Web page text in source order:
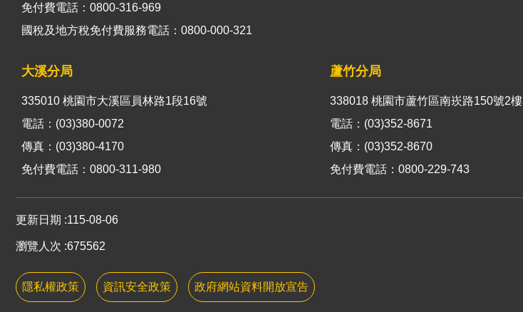
免付費電話：0800-316-969
國稅及地方稅免付費服務電話：0800-000-321
大溪分局
335010 桃園市大溪區員林路1段16號
電話：(03)380-0072
傳真：(03)380-4170
免付費電話：0800-311-980
蘆竹分局
338018 桃園市蘆竹區南崁路150號2樓
電話：(03)352-8671
傳真：(03)352-8670
免付費電話：0800-229-743
更新日期 115-08-06
瀏覽人次 675562
隱私權政策 資訊安全政策 政府網站資料開放宣告